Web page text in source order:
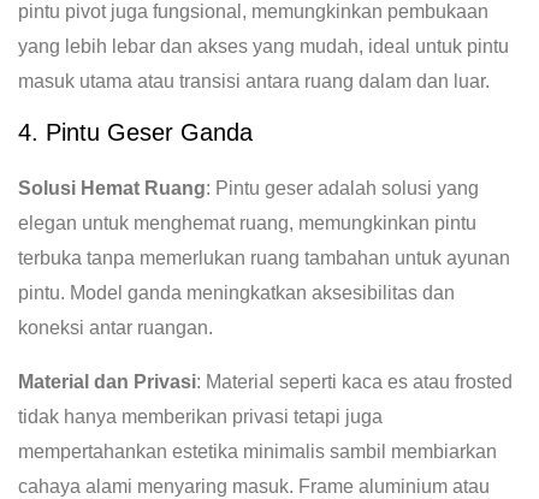
pintu pivot juga fungsional, memungkinkan pembukaan
yang lebih lebar dan akses yang mudah, ideal untuk pintu
masuk utama atau transisi antara ruang dalam dan luar.
4. Pintu Geser Ganda
Solusi Hemat Ruang: Pintu geser adalah solusi yang
elegan untuk menghemat ruang, memungkinkan pintu
terbuka tanpa memerlukan ruang tambahan untuk ayunan
pintu. Model ganda meningkatkan aksesibilitas dan
koneksi antar ruangan.
Material dan Privasi: Material seperti kaca es atau frosted
tidak hanya memberikan privasi tetapi juga
mempertahankan estetika minimalis sambil membiarkan
cahaya alami menyaring masuk. Frame aluminium atau